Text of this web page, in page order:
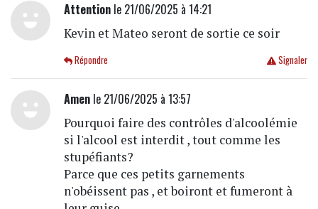
Attentionle 21/06/2025 à 14:21
Kevin et Mateo seront de sortie ce soir
Signaler
Répondre
Amenle 21/06/2025 à 13:57
Pourquoi faire des contrôles d'alcoolémie
si l'alcool est interdit , tout comme les
stupéfiants?
Parce que ces petits garnements
n'obéissent pas , et boiront et fumeront à